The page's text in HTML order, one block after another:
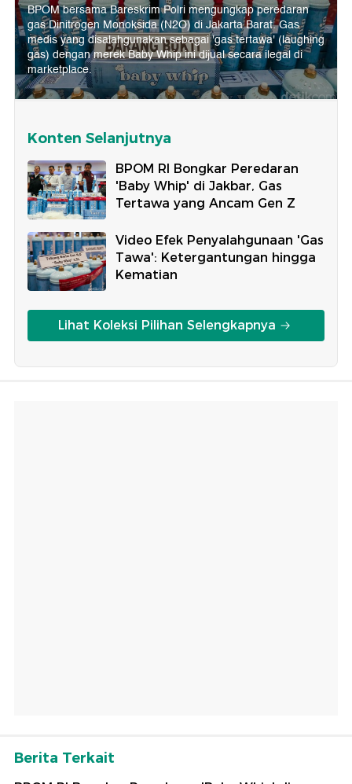
BPOM bersama Bareskrim Polri mengungkap peredaran
gas Dinitrogen Monoksida (N2O) di Jakarta Barat. Gas
medis yang disalahgunakan sebagai 'gas tertawa' (laughing
gas) dengan merek Baby Whip ini dijual secara ilegal di
marketplace.
Konten Selanjutnya
BPOM RI Bongkar Peredaran
'Baby Whip' di Jakbar, Gas
Tertawa yang Ancam Gen Z
Video Efek Penyalahgunaan 'Gas
Tawa': Ketergantungan hingga
Kematian
Lihat Koleksi Pilihan Selengkapnya
Berita Terkait